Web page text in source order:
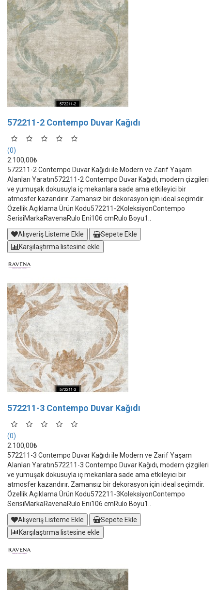
572211-2 Contempo Duvar Kağıdı
(0)
2.100,00₺
572211-2 Contempo Duvar Kağıdı ile Modern ve Zarif Yaşam
Alanları Yaratın572211-2 Contempo Duvar Kağıdı, modern çizgileri
ve yumuşak dokusuyla iç mekanlara sade ama etkileyici bir
atmosfer kazandırır. Zamansız bir dekorasyon için ideal seçimdir.
Özellik Açıklama Ürün Kodu572211-2KoleksiyonContempo
SerisiMarkaRavenaRulo Eni106 cmRulo Boyu1..
Alışveriş Listeme Ekle
Sepete Ekle
Karşılaştırma listesine ekle
572211-3 Contempo Duvar Kağıdı
(0)
2.100,00₺
572211-3 Contempo Duvar Kağıdı ile Modern ve Zarif Yaşam
Alanları Yaratın572211-3 Contempo Duvar Kağıdı, modern çizgileri
ve yumuşak dokusuyla iç mekanlara sade ama etkileyici bir
atmosfer kazandırır. Zamansız bir dekorasyon için ideal seçimdir.
Özellik Açıklama Ürün Kodu572211-3KoleksiyonContempo
SerisiMarkaRavenaRulo Eni106 cmRulo Boyu1..
Alışveriş Listeme Ekle
Sepete Ekle
Karşılaştırma listesine ekle